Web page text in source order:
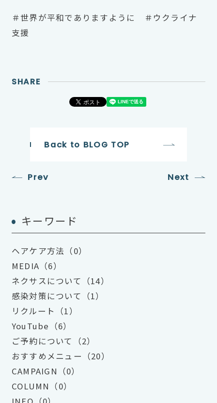
＃世界が平和でありますように ＃ウクライナ
支援
SHARE
Prev
Back to BLOG TOP
Next
キーワード
ヘアケア方法（0）
MEDIA（6）
ネクサスについて（14）
感染対策について（1）
リクルート（1）
YouTube（6）
ご予約について（2）
おすすめメニュー（20）
CAMPAIGN（0）
COLUMN（0）